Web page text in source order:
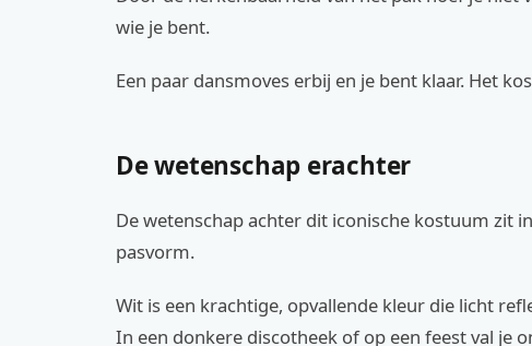
wie je bent.
Een paar dansmoves erbij en je bent klaar. Het
De wetenschap erachter
De wetenschap achter dit iconische kostuum zit
pasvorm.
Wit is een krachtige, opvallende kleur die licht
In een donkere discotheek of op een feest val je